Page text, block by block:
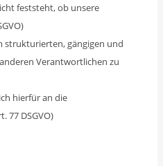
feststeht, ob unsere
strukturierten, gängigen und
Verantwortlichen zu
hierfür an die
77 DSGVO)